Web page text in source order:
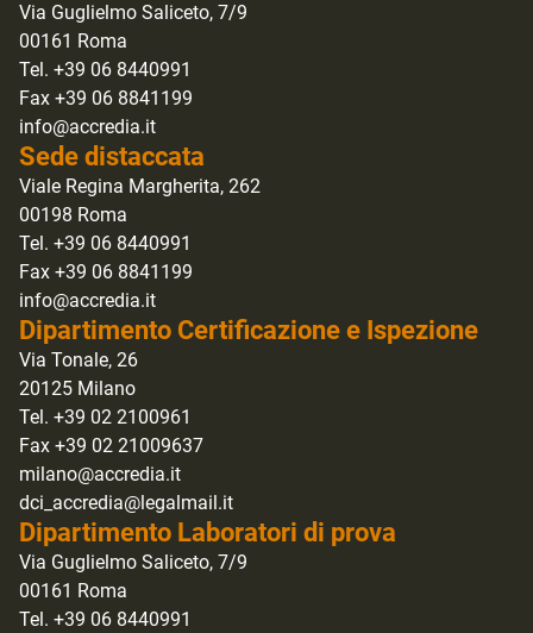
Via Guglielmo Saliceto, 7/9
00161 Roma
Tel. +39 06 8440991
Fax +39 06 8841199
info@accredia.it
Sede distaccata
Viale Regina Margherita, 262
00198 Roma
Tel. +39 06 8440991
Fax +39 06 8841199
info@accredia.it
Dipartimento Certificazione e Ispezione
Via Tonale, 26
20125 Milano
Tel. +39 02 2100961
Fax +39 02 21009637
milano@accredia.it
dci_accredia@legalmail.it
Dipartimento Laboratori di prova
Via Guglielmo Saliceto, 7/9
00161 Roma
Tel. +39 06 8440991